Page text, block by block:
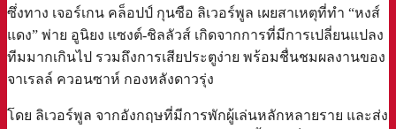
ซึ่งทาง เจอร์เกน คล็อปป์ กุนซือ ลิเวอร์พูล เผยสาเหตุที่ทำ “หงส์
แดง” พ่าย อูนิยง แซงต์-ชิลลัวส์ เกิดจากการที่มีการเปลี่ยนแปลง
ทีมมากเกินไป รวมถึงการเสียประตูง่าย พร้อมชื่นชมผลงานของ
จาเรลล์ ควอนซาห์ กองหลังดาวรุ่ง
โดย ลิเวอร์พูล จากอังกฤษที่มีการพักผู้เล่นหลักหลายราย และส่ง